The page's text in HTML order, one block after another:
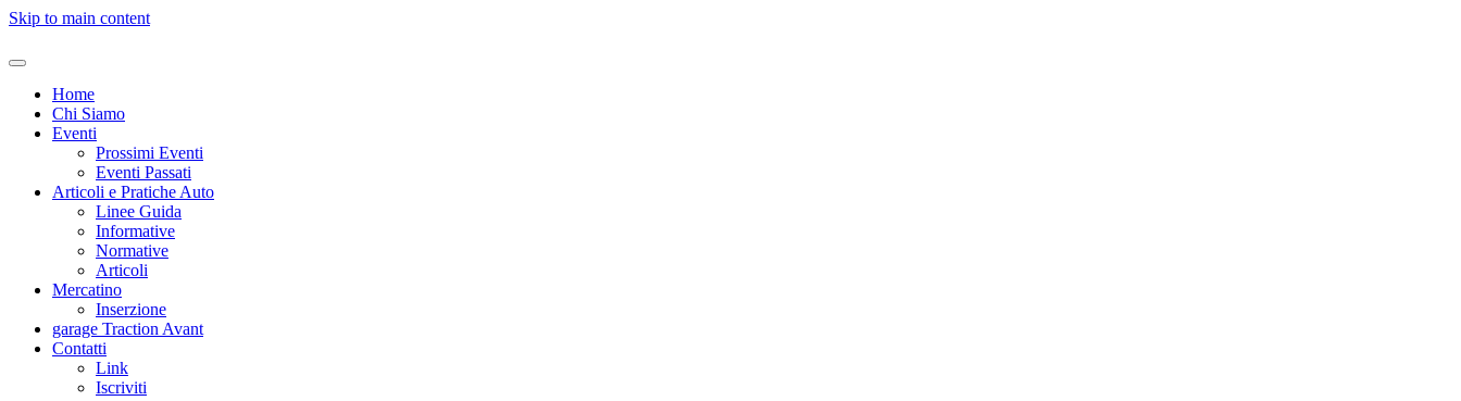
Skip to main content
Home
Chi Siamo
Eventi
Prossimi Eventi
Eventi Passati
Articoli e Pratiche Auto
Linee Guida
Informative
Normative
Articoli
Mercatino
Inserzione
garage Traction Avant
Contatti
Link
Iscriviti